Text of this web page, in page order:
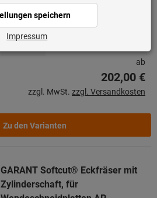
Art.-Nr.: 215870
Lieferbar
ab
202,00 €
zzgl. MwSt. zzgl. Versandkosten
Zu den Varianten
GARANT Softcut® Eckfräser mit
Zylinderschaft, für